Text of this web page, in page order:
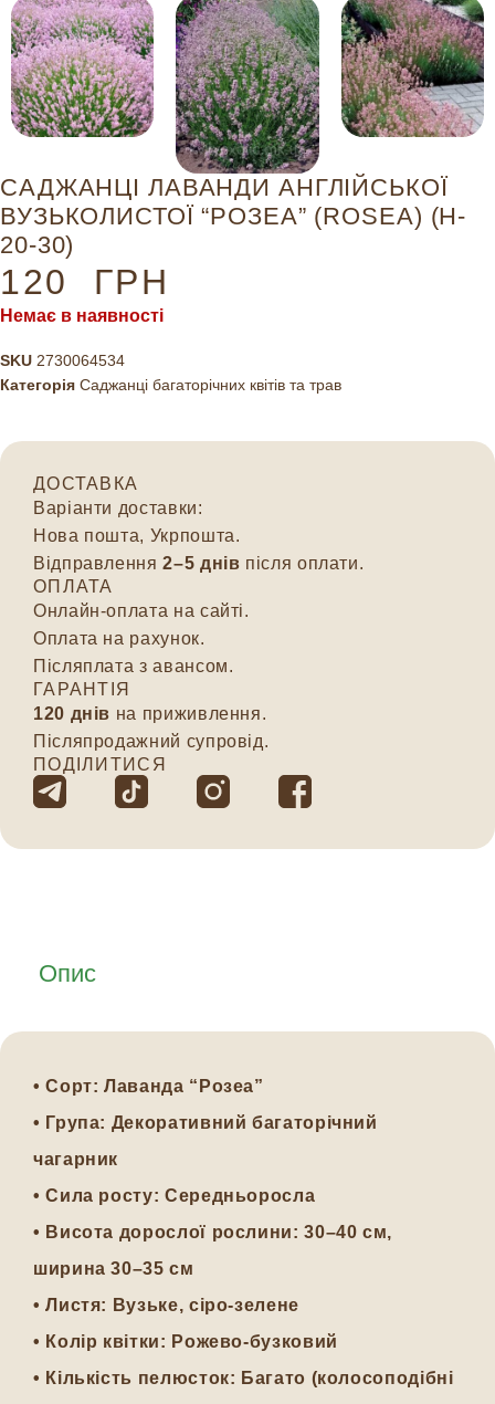
САДЖАНЦІ ЛАВАНДИ АНГЛІЙСЬКОЇ
ВУЗЬКОЛИСТОЇ “РОЗЕА” (ROSEA) (H-
20-30)
120 ГРН
Немає в наявності
SKU 2730064534
Категорія Саджанці багаторічних квітів та трав
ДОСТАВКА
Варіанти доставки:
Нова пошта, Укрпошта.
Відправлення2–5 днів після оплати.
ОПЛАТА
Онлайн-оплата на сайті.
Оплата на рахунок.
Післяплата з авансом.
ГАРАНТІЯ
120 днів на приживлення.
Післяпродажний супровід.
ПОДІЛИТИСЯ
Опис
• Сорт: Лаванда “Розеа”
• Група: Декоративний багаторічний
чагарник
• Сила росту: Середньоросла
• Висота дорослої рослини: 30–40 см,
ширина 30–35 см
• Листя: Вузьке, сіро-зелене
• Колір квітки: Рожево-бузковий
• Кількість пелюсток: Багато (колосоподібні